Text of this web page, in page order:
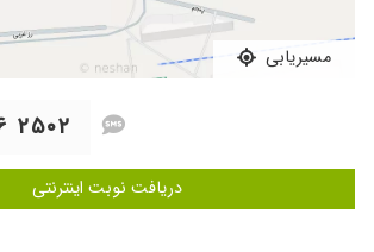
مسیریابی
۰۹۱۰
دریافت نوبت اینترنتی